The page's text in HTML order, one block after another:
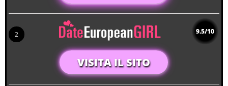
2 9.5/10
VISITA IL SITO